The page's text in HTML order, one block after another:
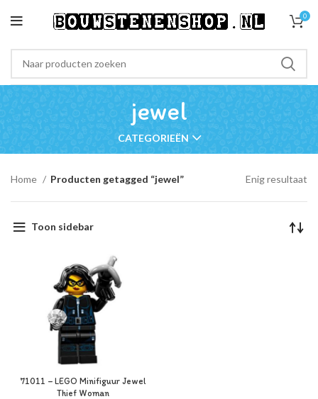
0
jewel
CATEGORIEËN
Home Producten getagged “jewel” Enig resultaat
Toon sidebar
71011 – LEGO Minifiguur Jewel
Thief Woman